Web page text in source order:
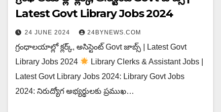
Latest Govt Library Jobs 2024
24 JUNE 2024 24BYNEWS.COM
గ్రంధాలయాల్లో క్లర్క్, అసిస్టెంట్ Govt జాబ్స్ | Latest Govt
Library Jobs 2024
Library Clerks & Assistant Jobs |
Latest Govt Library Jobs 2024: Library Govt Jobs
2024: నిరుద్యోగ అభ్యర్థులకు ప్రముఖ…